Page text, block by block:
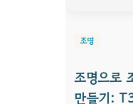
조명
조명으로
만들기: